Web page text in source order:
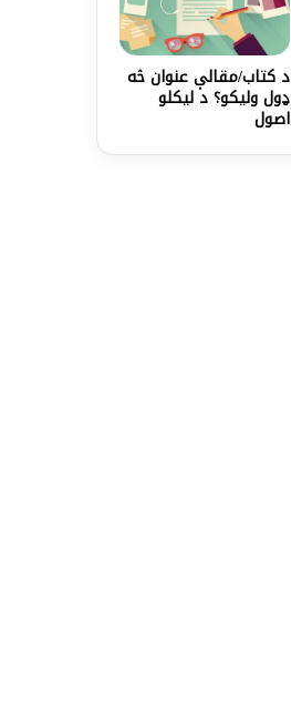
د کتاب/مقالې عنوان څه
ډول ولیکو؟ د ليکلو
اصول